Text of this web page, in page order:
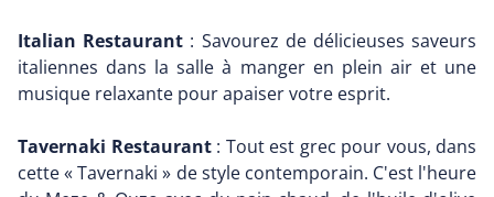
Italian Restaurant : Savourez de délicieuses saveurs
italiennes dans la salle à manger en plein air et une
musique relaxante pour apaiser votre esprit.
Tavernaki Restaurant: Tout est grec pour vous, dans
cette « Tavernaki » de style contemporain. C'est l'heure